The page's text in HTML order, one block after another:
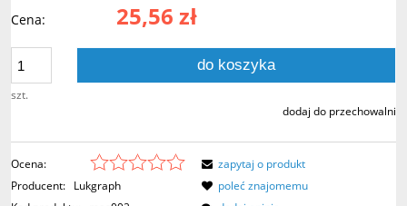
Cena: 25,56 zł
szt.
do koszyka
dodaj do przechowalni
Ocena:
Producent: Lukgraph
zapytaj o produkt
poleć znajomemu